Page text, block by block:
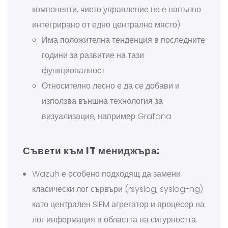
компоненти, чието управление не е напълно
интегрирано от едно централно място)
Има положителна тенденция в последните
години за развитие на тази
функционалност
Относително лесно е да се добави и
използва външна технология за
визуализация, например Grafana
Съвети към IT мениджъра:
Wazuh е особено подходящ да замени
класически лог сървъри (rsyslog, syslog-ng)
като централен SIEM агрегатор и процесор на
лог информация в областта на сигурността.